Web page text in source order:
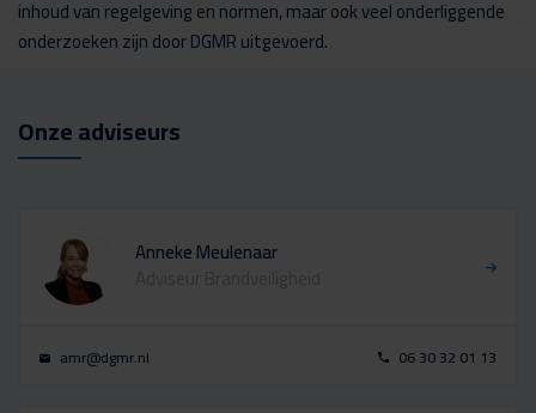
inhoud van regelgeving en normen, maar ook veel onderliggende
onderzoeken zijn door DGMR uitgevoerd.
Onze adviseurs
Anneke Meulenaar
amr@dgmr.nl 06 30 32 01 13